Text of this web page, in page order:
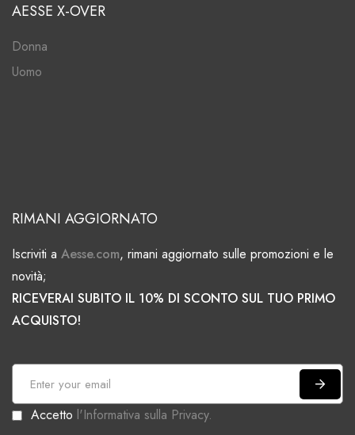
AESSE X-OVER
Donna
Uomo
RIMANI AGGIORNATO
Iscriviti a Aesse.com, rimani aggiornato sulle promozioni e le
novità;
RICEVERAI SUBITO IL 10% DI SCONTO SUL TUO PRIMO
ACQUISTO!
c
Accetto l'Informativa sulla Privacy.